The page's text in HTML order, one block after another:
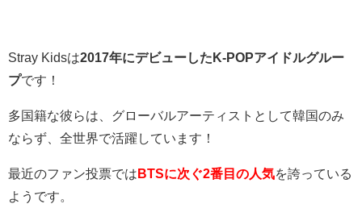
Stray Kidsは2017年にデビューしたK-POPアイドルグルー
プです！
多国籍な彼らは、グローバルアーティストとして韓国のみ
ならず、全世界で活躍しています！
最近のファン投票では BTSに次ぐ2番目の人気を誇っている
ようです。